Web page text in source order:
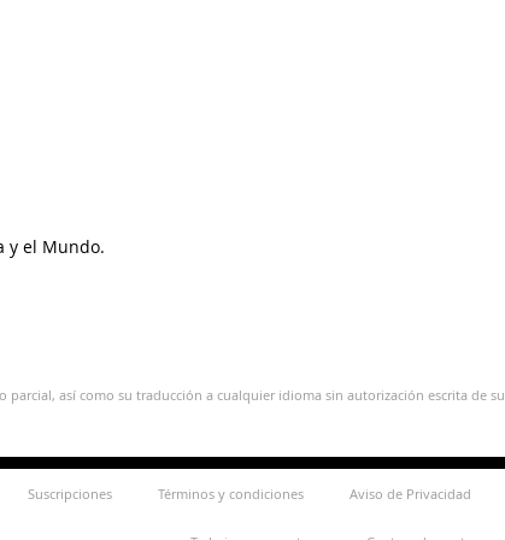
y el Mundo.
parcial, así como su traducción a cualquier idioma sin autorización escrita de su
Suscripciones Términos y condiciones Aviso de Privacidad